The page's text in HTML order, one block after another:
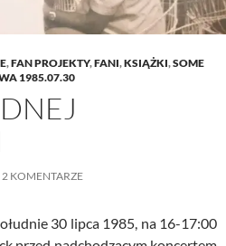
,FAN PROJEKTY,FANI,KSIĄŻKI,SOME
1985.07.30
2 KOMENTARZE
30 lipca 1985, na 16-17:00